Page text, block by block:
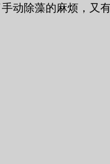
动除藻的麻烦，又